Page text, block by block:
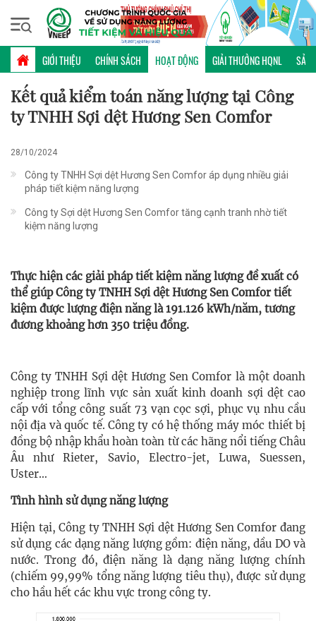
GIỚI THIỆU CHÍNH SÁCH HOẠT ĐỘNG GIẢI THƯỞNG HQNL SẢN
Thứ hai, 10/08/2026 | 10:07 GMT+7
HOẠT ĐỘNG
Kết quả kiểm toán năng lượng tại Công
ty TNHH Sợi dệt Hương Sen Comfor
28/10/2024
Công ty TNHH Sợi dệt Hương Sen Comfor áp dụng nhiều giải
pháp tiết kiệm năng lượng
Công ty Sợi dệt Hương Sen Comfor tăng cạnh tranh nhờ tiết
kiệm năng lượng
Thực hiện các giải pháp tiết kiệm năng lượng đề xuất có
thể giúp Công ty TNHH Sợi dệt Hương Sen Comfor tiết
kiệm được lượng điện năng là 191.126 kWh/năm, tương
đương khoảng hơn 350 triệu đồng.
Công ty TNHH Sợi dệt Hương Sen Comfor là một doanh
nghiệp trong lĩnh vực sản xuất kinh doanh sợi dệt cao
cấp với tổng công suất 73 vạn cọc sợi, phục vụ nhu cầu
nội địa và quốc tế. Công ty có hệ thống máy móc thiết bị
đồng bộ nhập khẩu hoàn toàn từ các hãng nổi tiếng Châu
Âu như Rieter, Savio, Electro-jet, Luwa, Suessen,
Uster…
Tình hình sử dụng năng lượng
Hiện tại, Công ty TNHH Sợi dệt Hương Sen Comfor đang
sử dụng các dạng năng lượng gồm: điện năng, dầu DO và
nước. Trong đó, điện năng là dạng năng lượng chính
(chiếm 99,99% tổng năng lượng tiêu thụ), được sử dụng
cho hầu hết các khu vực trong công ty.